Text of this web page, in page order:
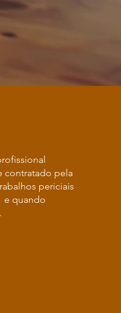
contratado pela
periciais
e quando